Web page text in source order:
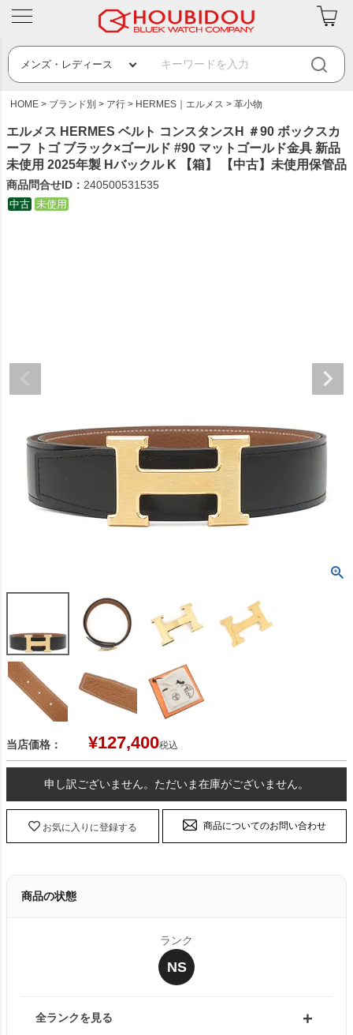
HOME ブランド別 ア行 HERMES｜エルメス 革小物
エルメス HERMES ベルト コンスタンスH ＃90 ボックスカ
ーフ トゴ ブラック×ゴールド #90 マットゴールド金具 新品
未使用 2025年製 Hバックル K 【箱】 【中古】未使用保管品
商品問合せID： 240500531535
中古 未使用
当店価格： ¥127,400税込
申し訳ございません。ただいま在庫がございません。
お気に入りに登録する 商品についてのお問い合わせ
商品の状態
ランク
NS
全ランクを見る